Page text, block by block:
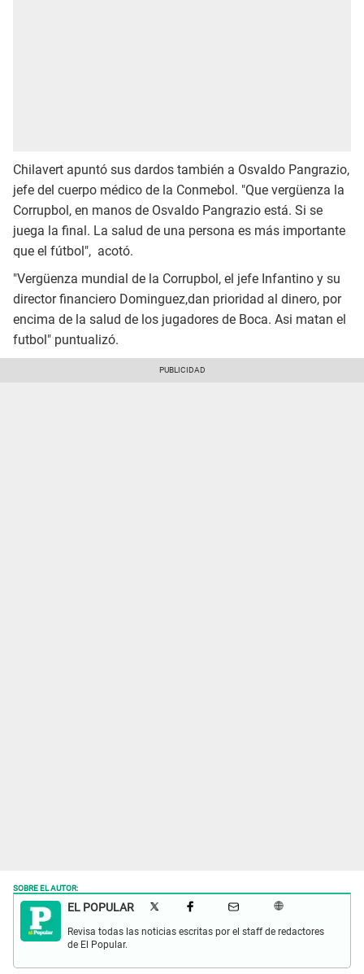
Chilavert apuntó sus dardos también a Osvaldo Pangrazio,
jefe del cuerpo médico de la Conmebol. "Que vergüenza la
Corrupbol, en manos de Osvaldo Pangrazio está. Si se
juega la final. La salud de una persona es más importante
que el fútbol", acotó.
"Vergüenza mundial de la Corrupbol, el jefe Infantino y su
director financiero Dominguez,dan prioridad al dinero, por
encima de la salud de los jugadores de Boca. Asi matan el
futbol" puntualizó.
SOBRE EL AUTOR:
EL POPULAR
Revisa todas las noticias escritas por el staff de redactores
de El Popular.